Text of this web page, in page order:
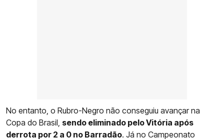
No entanto, o Rubro-Negro não conseguiu avançar na
Copa do Brasil, sendo eliminado pelo Vitória após
derrota por 2 a 0 no Barradão. Já no Campeonato